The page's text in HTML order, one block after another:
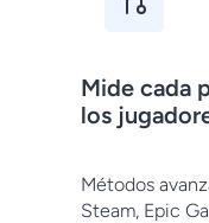
Mide cada
los
Métodos
Steam, Epic